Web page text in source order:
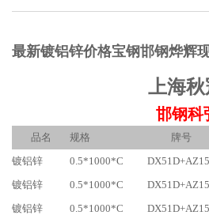
最新镀铝锌价格宝钢邯钢烨辉
上海秋
邯钢科
品名 规格 牌号
镀铝锌
0.5*1000*C
镀铝锌
0.5*1000*C
镀铝锌
0.5*1000*C